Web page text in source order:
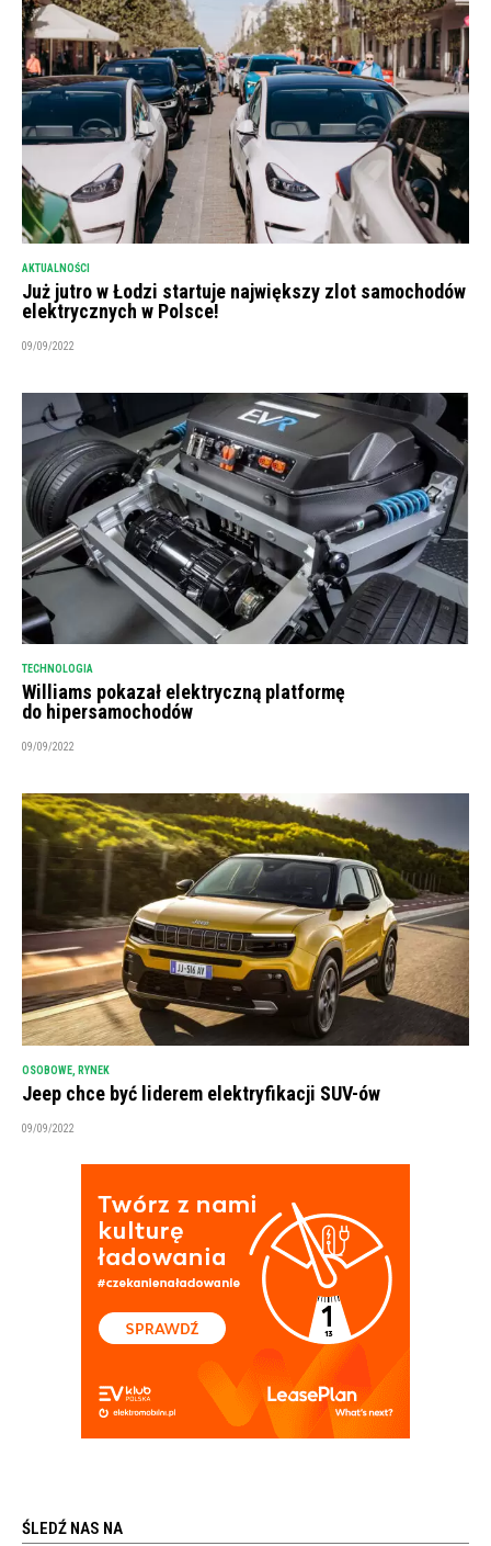
AKTUALNOŚCI
Już jutro w Łodzi startuje największy zlot samochodów
elektrycznych w Polsce!
09/09/2022
TECHNOLOGIA
Williams pokazał elektryczną platformę
do hipersamochodów
09/09/2022
OSOBOWE RYNEK
Jeep chce być liderem elektryfikacji SUV-ów
09/09/2022
ŚLEDŹ NAS NA